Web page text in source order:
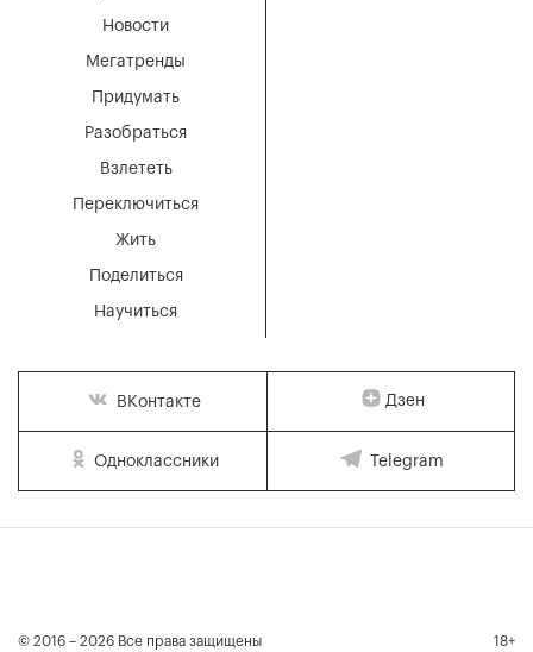
Мегатренды
Придумать
Разобраться
Взлететь
Новости
Переключиться
Жить
Поделиться
Научиться
ВКонтакте Дзен
Одноклассники Telegram
© 2016 – 2026 Все права защищены 18+